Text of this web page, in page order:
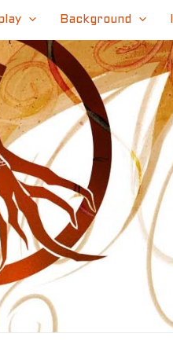
Background